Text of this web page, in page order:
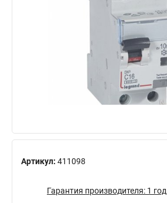
Артикул: 411098
Гарантия производителя: 1 год